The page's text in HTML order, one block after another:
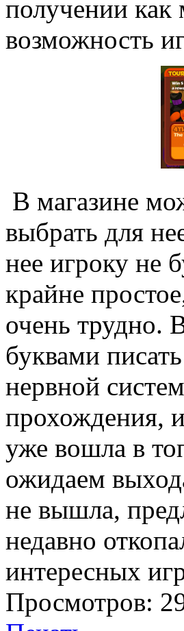
получении как
возможность
В магазине
выбрать для
нее игроку не
крайне
очень трудно.
буквами
нервной
прохождения,
уже вошла в
ожидаем
не вышла,
недавно
интересных
Просмотров: